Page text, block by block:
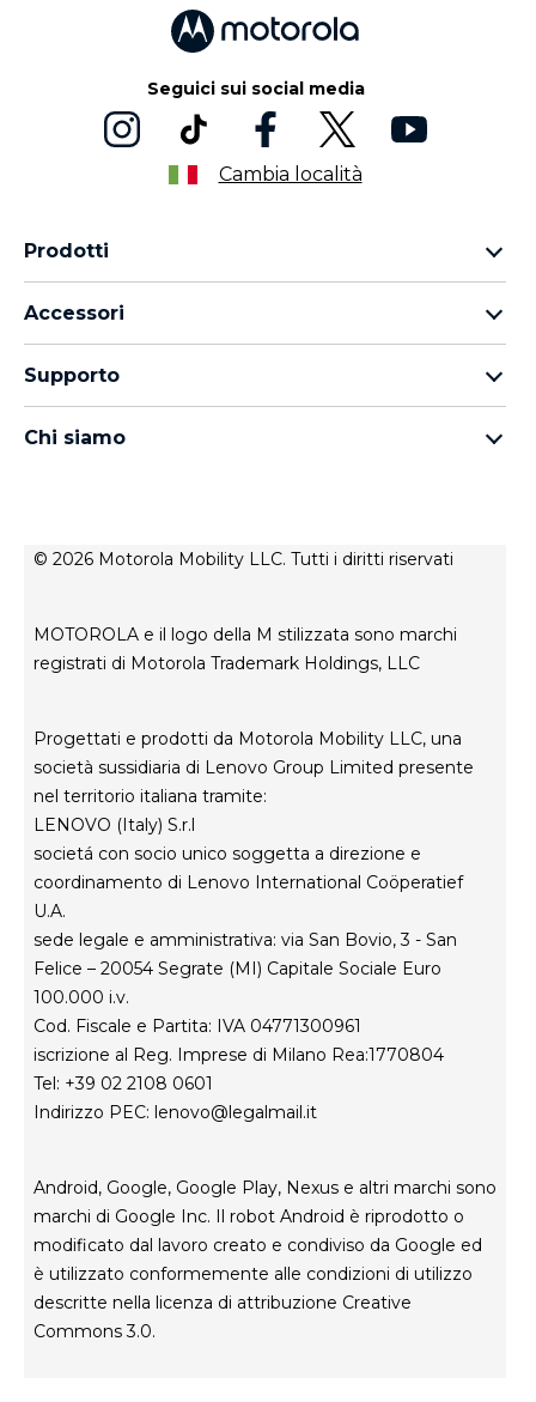
Seguici sui social media
Cambia località
Prodotti
Famiglia moto g
thinkphone by motorola
Accessori
moto tag
Supporto
Stato di riparazione
Chi siamo
Condizioni di vendita
Innovazione
© 2026 Motorola Mobility LLC. Tutti i diritti riservati
MOTOROLA e il logo della M stilizzata sono marchi
registrati di Motorola Trademark Holdings, LLC
Progettati e prodotti da Motorola Mobility LLC, una
società sussidiaria di Lenovo Group Limited presente
nel territorio italiana tramite:
LENOVO (Italy) S.r.l
societá con socio unico soggetta a direzione e
coordinamento di Lenovo International Coöperatief
U.A.
sede legale e amministrativa: via San Bovio, 3 - San
Felice – 20054 Segrate (MI) Capitale Sociale Euro
100.000 i.v.
Cod. Fiscale e Partita: IVA 04771300961
iscrizione al Reg. Imprese di Milano Rea:1770804
Tel: +39 02 2108 0601
Indirizzo PEC: lenovo@legalmail.it
Android, Google, Google Play, Nexus e altri marchi sono
marchi di Google Inc. Il robot Android è riprodotto o
modificato dal lavoro creato e condiviso da Google ed
è utilizzato conformemente alle condizioni di utilizzo
descritte nella licenza di attribuzione Creative
Commons 3.0.